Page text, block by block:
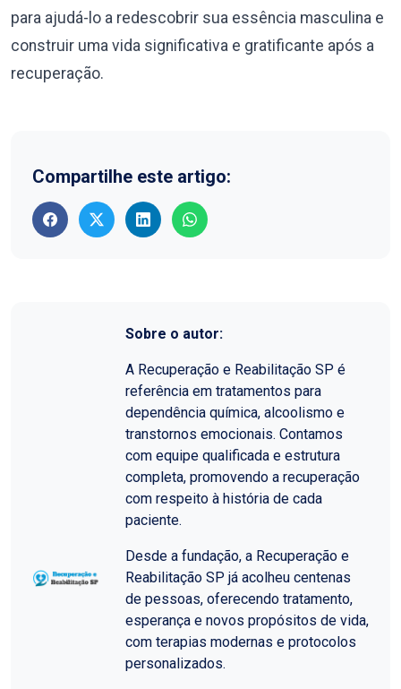
para ajudá-lo a redescobrir sua essência masculina e
construir uma vida significativa e gratificante após a
recuperação.
Compartilhe este artigo:
Sobre o autor:
A Recuperação e Reabilitação SP é
referência em tratamentos para
dependência química, alcoolismo e
transtornos emocionais. Contamos
com equipe qualificada e estrutura
completa, promovendo a recuperação
com respeito à história de cada
paciente.
Desde a fundação, a Recuperação e
Reabilitação SP já acolheu centenas
de pessoas, oferecendo tratamento,
esperança e novos propósitos de vida,
com terapias modernas e protocolos
personalizados.